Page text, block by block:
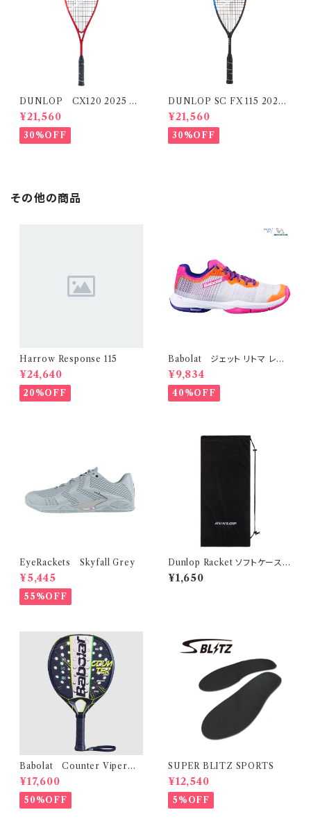
DUNLOP CX120 2025 M
odel
¥21,560
30%OFF
DUNLOP SC FX 115 2024
Model
¥21,560
30%OFF
その他の商品
Harrow Response 115
¥24,640
20%OFF
Babolat ジェット リトマ レディ
ース
¥9,834
40%OFF
EyeRackets Skyfall Grey
¥5,445
55%OFF
Dunlop Racket ソフトケース
Black
¥1,650
Babolat Counter Viper
カウンター バイパー
¥17,600
50%OFF
SUPER BLITZ SPORTS
¥12,540
5%OFF